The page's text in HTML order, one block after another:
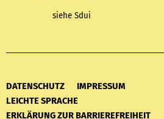
siehe Sdui
DATENSCHUTZ
IMPRESSUM
LEICHTE SPRACHE
ERKLÄRUNG ZUR BARRIEREFREIHEIT